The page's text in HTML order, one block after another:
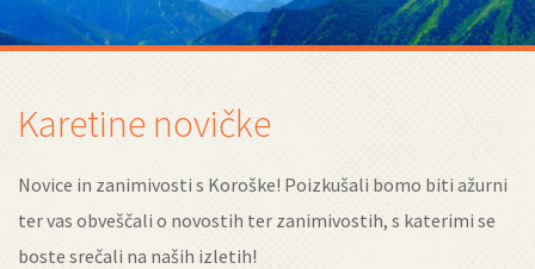
Karetine novičke
Novice in zanimivosti s Koroške! Poizkušali bomo biti ažurni
ter vas obveščali o novostih ter zanimivostih, s katerimi se
boste srečali na naših izletih!